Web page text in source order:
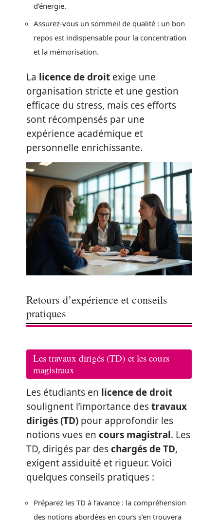
d’énergie.
Assurez-vous un sommeil de qualité : un bon
repos est indispensable pour la concentration
et la mémorisation.
La licence de droit exige une
organisation stricte et une gestion
efficace du stress, mais ces efforts
sont récompensés par une
expérience académique et
personnelle enrichissante.
Retours d’expérience et conseils
pratiques
Les travaux dirigés (TD) et les cours
magistraux
Les étudiants en licence de droit
soulignent l’importance destravaux
dirigés (TD) pour approfondir les
notions vues en cours magistral. Les
TD, dirigés par deschargés de TD,
exigent assiduité et rigueur. Voici
quelques conseils pratiques :
Préparez les TD à l’avance : la compréhension
des notions abordées en cours s’en trouvera